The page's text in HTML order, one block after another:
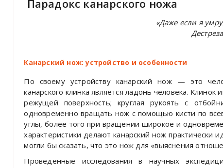
Парадокс канарского ножа
«Даже если я
Канарский нож: устройство и особенности
По своему устройству канарский нож — это
канарского клинка является ладонь человека.
режущей поверхность; круглая рукоять с
одновременно вращать нож с помощью кисти по
углы, более того при вращении широкое и
характеристики делают канарский нож практически
могли бы сказать, что это нож для «выяснения
Проведённые исследования в научных